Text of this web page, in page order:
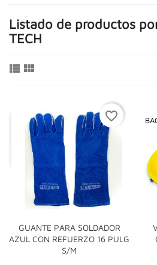
Listado de productos
TECH
 
GUANTE PARA SOLDADOR
AZUL CON REFUERZO 16 PULG
S/M
favorite_border